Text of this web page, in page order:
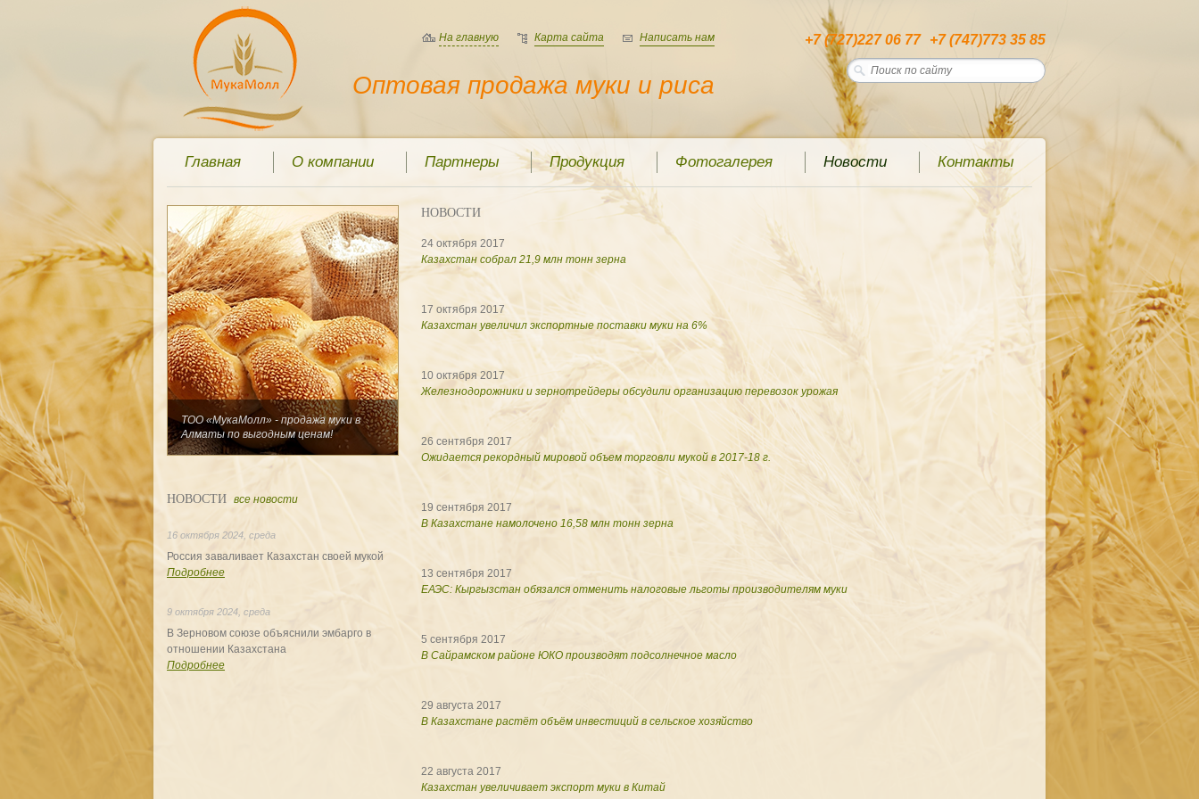
На главную Карта сайта Написать нам
Oптовая продажа муки и риса
+7 (727)227 06 77 +7 (747)773 35 85
Главная О компании Партнеры Продукция Фотогалерея Новости Контакты
ТОО «МукаМолл» - продажа муки в
Алматы по выгодным ценам!
НОВОСТИ все новости
16 октября 2024, среда
Россия заваливает Казахстан своей мукой
Подробнее
9 октября 2024, среда
В Зерновом союзе объяснили эмбарго в
отношении Казахстана
Подробнее
НОВОСТИ
24 октября 2017
Казахстан собрал 21,9 млн тонн зерна
17 октября 2017
Казахстан увеличил экспортные поставки муки на 6%
10 октября 2017
Железнодорожники и зернотрейдеры обсудили организацию перевозок урожая
26 сентября 2017
Ожидается рекордный мировой объем торговли мукой в 2017-18 г.
19 сентября 2017
В Казахстане намолочено 16,58 млн тонн зерна
13 сентября 2017
ЕАЭС: Кыргызстан обязался отменить налоговые льготы производителям муки
5 сентября 2017
В Сайрамском районе ЮКО производят подсолнечное масло
29 августа 2017
В Казахстане растёт объём инвестиций в сельское хозяйство
22 августа 2017
Казахстан увеличивает экспорт муки в Китай